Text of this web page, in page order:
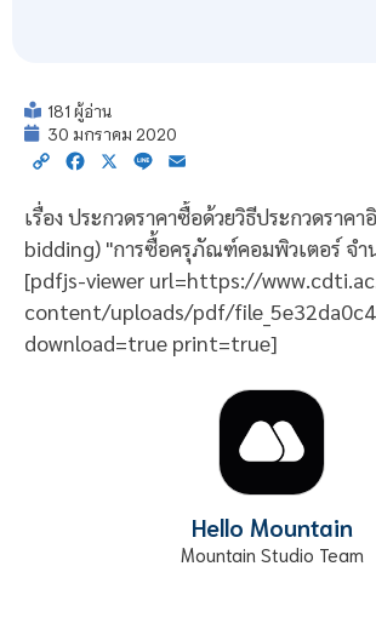
181 ผู้อ่าน
30 มกราคม 2020
Copy Facebook
X Line
เรื่อง ประกวดราคาซื้อด้วยวิธีประกวดราค
bidding) "การซื้อครุภัณฑ์คอมพิวเตอร์ จำ
[pdfjs-viewer url=https://
content/uploads/pdf/
download=true print=true]
Hello Mountain
Mountain Studio Team